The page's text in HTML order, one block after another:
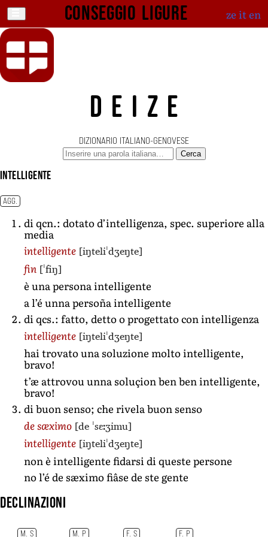
Conseggio ligure ze iten
DEIZE
DIZIONARIO ITALIANO-GENOVESE
Cerca
intelligente
AGG.
di qcn.: dotato d’intelligenza, spec. superiore alla
media
intelligente [iŋteliˈdʒeŋte]
fin [ˈfiŋ]
è una persona intelligente
a l’é unna persoña intelligente
di qcs.: fatto, detto o progettato con intelligenza
intelligente [iŋteliˈdʒeŋte]
hai trovato una soluzione molto intelligente,
bravo!
t’æ attrovou unna soluçion ben ben intelligente,
bravo!
di buon senso; che rivela buon senso
de sæximo [de ˈsɛːʒimu]
intelligente [iŋteliˈdʒeŋte]
non è intelligente fidarsi di queste persone
no l’é de sæximo fiâse de ste gente
Declinazioni
M. S M. P F. S F. P